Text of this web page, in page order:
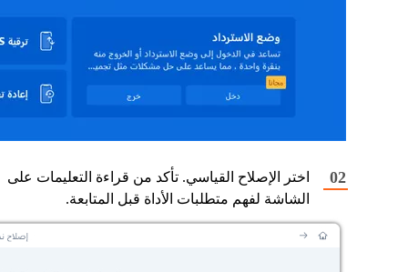
اختر الإصلاح القياسي. تأكد من قراءة التعليمات على
الشاشة لفهم متطلبات الأداة قبل المتابعة.